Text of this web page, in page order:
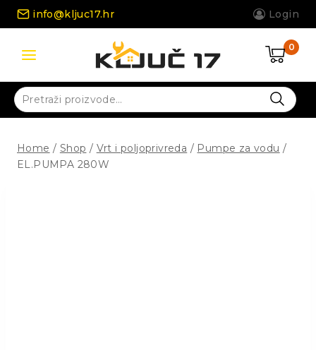
Skip
info@kljuc17.hr Login
0
Pretraži:
Home / Shop / Vrt i poljoprivreda / Pumpe za vodu /
EL.PUMPA 280W